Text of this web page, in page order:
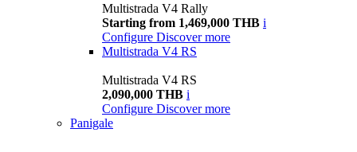
Multistrada V4 Rally
Starting from 1,469,000 THB i
Configure Discover more
Multistrada V4 RS
Multistrada V4 RS
2,090,000 THB i
Configure Discover more
Panigale